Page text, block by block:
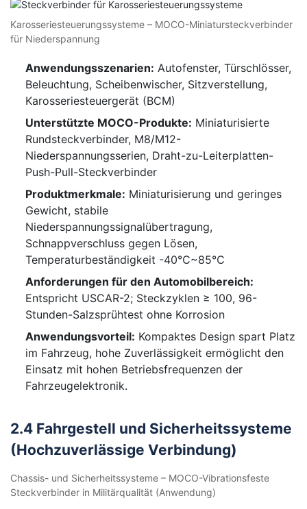
Karosseriesteuerungssysteme – MOCO-Miniatursteckverbinder
für Niederspannung
Anwendungsszenarien: Autofenster, Türschlösser,
Beleuchtung, Scheibenwischer, Sitzverstellung,
Karosseriesteuergerät (BCM)
Unterstützte MOCO-Produkte: Miniaturisierte
Rundsteckverbinder, M8/M12-
Niederspannungsserien, Draht-zu-Leiterplatten-
Push-Pull-Steckverbinder
Produktmerkmale: Miniaturisierung und geringes
Gewicht, stabile
Niederspannungssignalübertragung,
Schnappverschluss gegen Lösen,
Temperaturbeständigkeit -40℃~85℃
Anforderungen für den Automobilbereich:
Entspricht USCAR-2; Steckzyklen ≥ 100, 96-
Stunden-Salzsprühtest ohne Korrosion
Anwendungsvorteil: Kompaktes Design spart Platz
im Fahrzeug, hohe Zuverlässigkeit ermöglicht den
Einsatz mit hohen Betriebsfrequenzen der
Fahrzeugelektronik.
2.4 Fahrgestell und Sicherheitssysteme
(Hochzuverlässige Verbindung)
Chassis- und Sicherheitssysteme – MOCO-Vibrationsfeste
Steckverbinder in Militärqualität (Anwendung)